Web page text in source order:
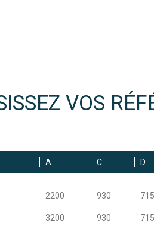
VOS
A C D
2200 930 715
3200 930 715